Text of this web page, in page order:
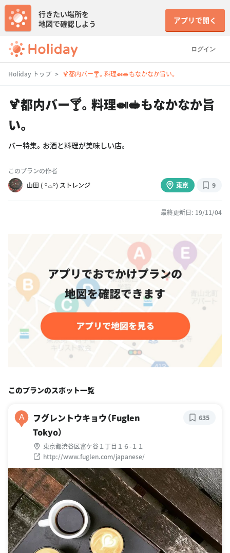
ログイン
行きたい場所を
地図で確認しよう
アプリで開く
Holiday トップ 🍹都内バー🍸。料理🍛🥪もなかなか旨い。
🍹都内バー🍸。料理🍛🥪もなかなか旨
い。
バー特集。お酒と料理が美味しい店。
このプランの作者
山田 ( ꒪⌓꒪) ストレンジ
東京 9
最終更新日: 19/11/04
このプランのスポット一覧
A
フグレントウキョウ（Fuglen
Tokyo）
東京都渋谷区富ケ谷１丁目１６-１１
http://www.fuglen.com/japanese/
635